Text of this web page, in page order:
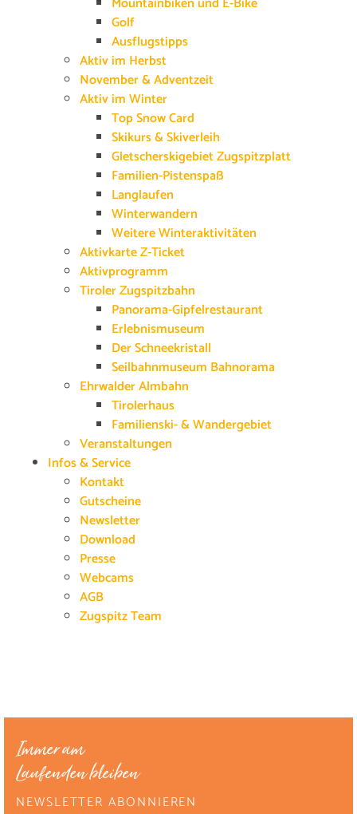
Golf
Ausflugstipps
Aktiv im Herbst
November & Adventzeit
Aktiv im Winter
Top Snow Card
Skikurs & Skiverleih
Gletscherskigebiet Zugspitzplatt
Familien-Pistenspaß
Langlaufen
Winterwandern
Weitere Winteraktivitäten
Aktivkarte Z-Ticket
Aktivprogramm
Tiroler Zugspitzbahn
Panorama-Gipfelrestaurant
Erlebnismuseum
Der Schneekristall
Seilbahnmuseum Bahnorama
Ehrwalder Almbahn
Tirolerhaus
Familienski- & Wandergebiet
Veranstaltungen
Infos & Service
Kontakt
Gutscheine
Newsletter
Download
Presse
Webcams
AGB
Zugspitz Team
Immer am
Laufenden bleiben
NEWSLETTER ABONNIEREN